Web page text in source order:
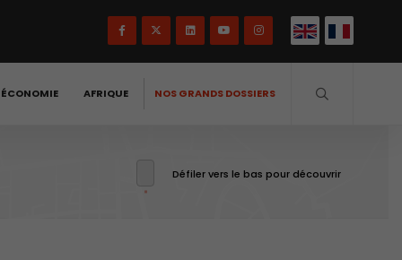
AFRIQUE NOS GRANDS DOSSIERS
Défiler vers le bas pour découvrir